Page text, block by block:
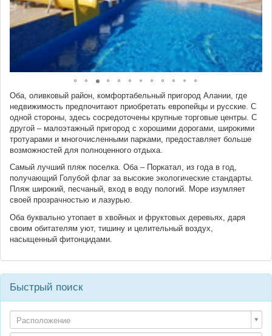
Оба, оливковый район, комфортабельный пригород Алании, где
недвижимость предпочитают приобретать европейцы и русские. С
одной стороны, здесь сосредоточены крупные торговые центры. С
другой – малоэтажный пригород с хорошими дорогами, широкими
тротуарами и многочисленными парками, предоставляет больше
возможностей для полноценного отдыха.
Самый лучший пляж поселка. Оба – Поркатал, из года в год,
получающий Голубой флаг за высокие экологические стандарты.
Пляж широкий, песчаный, вход в воду пологий. Море изумляет
своей прозрачностью и лазурью.
Оба буквально утопает в хвойных и фруктовых деревьях, даря
своим обитателям уют, тишину и целительный воздух,
насыщенный фитонцидами.
Быстрый поиск
Расположение